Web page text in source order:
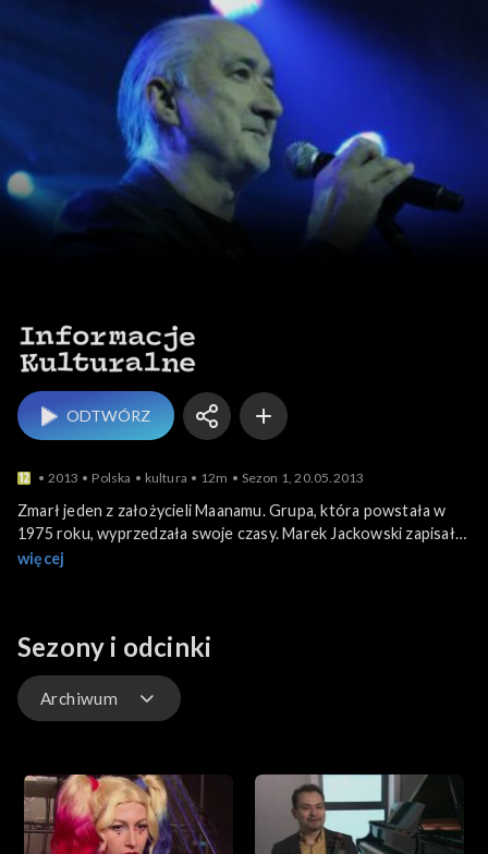
Informacje kulturalne
ODTWÓRZ
2013 Polska kultura 12m Sezon 1, 20.05.2013
Zmarł jeden z założycieli Maanamu. Grupa, która powstała w
1975 roku, wyprzedzała swoje czasy. Marek Jackowski zapisał
się w historii polskiej muzyki rockowej, choć przez lata wierny
więcej
Sezony i odcinki
Archiwum
Archiwum